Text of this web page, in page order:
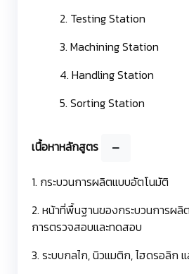
2. Testing Station
3. Machining Station
4. Handling Station
5. Sorting Station
เนื้อหาหลักสูตร
1. กระบวนการผลิตแบบอัตโนมัติ
2. หน้าที่พื้นฐานของกระบวนการผ
การตรวจสอบและทดสอบ
3. ระบบกลไก, นิวแมติก, ไฮดรอลิก